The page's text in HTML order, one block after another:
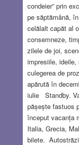
condeier” prin
pe săptămână,
celălalt capăt al
consemneze,
zilele de joi,
impresiile,
culegerea de
apărută în
iulie Standby.
pășește fastuos
început vacanța
Italia, Grecia,
bilete.